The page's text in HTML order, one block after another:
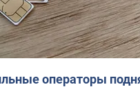
операторы